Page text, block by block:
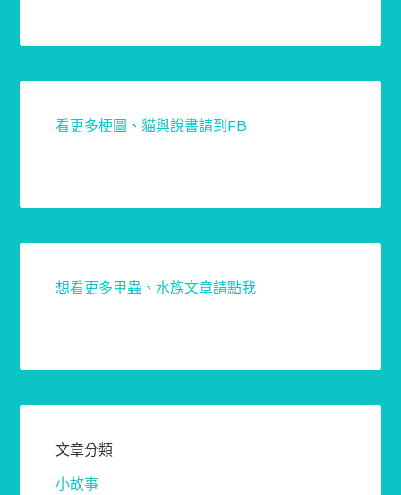
看更多梗圖、貓與說書請到FB
想看更多甲蟲、水族文章請點我
文章分類
小故事